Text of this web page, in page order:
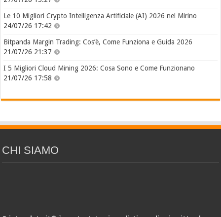
Le 10 Migliori Crypto Intelligenza Artificiale (AI) 2026 nel Mirino
24/07/26 17:42
Bitpanda Margin Trading: Cos’è, Come Funziona e Guida 2026
21/07/26 21:37
I 5 Migliori Cloud Mining 2026: Cosa Sono e Come Funzionano
21/07/26 17:58
CHI SIAMO